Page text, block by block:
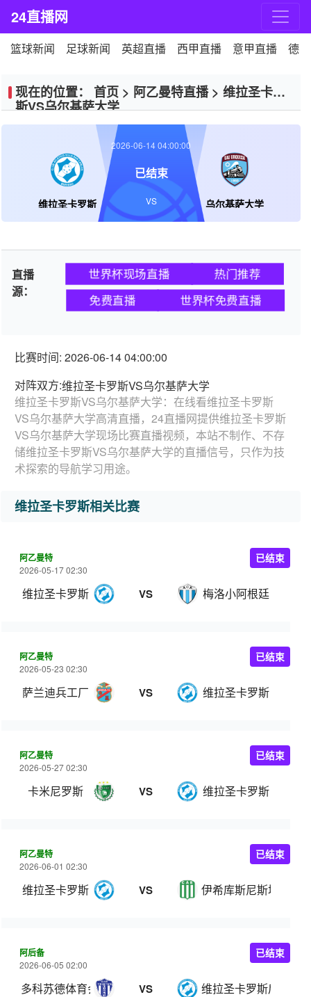
24直播网
篮球新闻 足球新闻 英超直播 西甲直播 意甲直播 德
现在的位置： 首页 > 阿乙曼特直播> 维拉圣卡罗
斯VS乌尔基萨大学
维拉圣卡罗斯 乌尔基萨大学
2026-06-14 04:00:00
已结束
VS
直播
源：
世界杯现场直播
热门推荐
免费直播
世界杯免费直播
比赛时间: 2026-06-14 04:00:00
对阵双方:维拉圣卡罗斯VS乌尔基萨大学
维拉圣卡罗斯VS乌尔基萨大学：在线看维拉圣卡罗斯
VS乌尔基萨大学高清直播，24直播网提供维拉圣卡罗斯
VS乌尔基萨大学现场比赛直播视频，本站不制作、不存
储维拉圣卡罗斯VS乌尔基萨大学的直播信号，只作为技
术探索的导航学习用途。
维拉圣卡罗斯相关比赛
阿乙曼特
2026-05-17 02:30
维拉圣卡罗斯 VS 梅洛小阿根廷
已结束
阿乙曼特
2026-05-23 02:30
萨兰迪兵工厂 VS 维拉圣卡罗斯
已结束
阿乙曼特
2026-05-27 02:30
卡米尼罗斯 VS 维拉圣卡罗斯
已结束
阿乙曼特
2026-06-01 02:30
维拉圣卡罗斯 VS 伊希库斯尼斯塔史
已结束
阿后备
2026-06-05 02:00
多科苏德体育会后备队 VS 维拉圣卡罗斯后备队
已结束